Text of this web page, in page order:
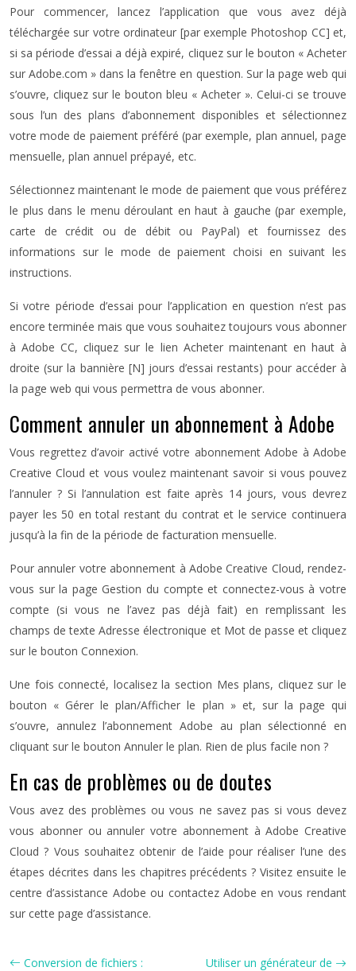
Pour commencer, lancez l’application que vous avez déjà
téléchargée sur votre ordinateur [par exemple Photoshop CC] et,
si sa période d’essai a déjà expiré, cliquez sur le bouton « Acheter
sur Adobe.com » dans la fenêtre en question. Sur la page web qui
s’ouvre, cliquez sur le bouton bleu « Acheter ». Celui-ci se trouve
sous l’un des plans d’abonnement disponibles et sélectionnez
votre mode de paiement préféré (par exemple, plan annuel, page
mensuelle, plan annuel prépayé, etc.
Sélectionnez maintenant le mode de paiement que vous préférez
le plus dans le menu déroulant en haut à gauche (par exemple,
carte de crédit ou de débit ou PayPal) et fournissez des
informations sur le mode de paiement choisi en suivant les
instructions.
Si votre période d’essai pour l’application en question n’est pas
encore terminée mais que vous souhaitez toujours vous abonner
à Adobe CC, cliquez sur le lien Acheter maintenant en haut à
droite (sur la bannière [N] jours d’essai restants) pour accéder à
la page web qui vous permettra de vous abonner.
Comment annuler un abonnement à Adobe
Vous regrettez d’avoir activé votre abonnement Adobe à Adobe
Creative Cloud et vous voulez maintenant savoir si vous pouvez
l’annuler ? Si l’annulation est faite après 14 jours, vous devrez
payer les 50 en total restant du contrat et le service continuera
jusqu’à la fin de la période de facturation mensuelle.
Pour annuler votre abonnement à Adobe Creative Cloud, rendez-
vous sur la page Gestion du compte et connectez-vous à votre
compte (si vous ne l’avez pas déjà fait) en remplissant les
champs de texte Adresse électronique et Mot de passe et cliquez
sur le bouton Connexion.
Une fois connecté, localisez la section Mes plans, cliquez sur le
bouton « Gérer le plan/Afficher le plan » et, sur la page qui
s’ouvre, annulez l’abonnement Adobe au plan sélectionné en
cliquant sur le bouton Annuler le plan. Rien de plus facile non ?
En cas de problèmes ou de doutes
Vous avez des problèmes ou vous ne savez pas si vous devez
vous abonner ou annuler votre abonnement à Adobe Creative
Cloud ? Vous souhaitez obtenir de l’aide pour réaliser l’une des
étapes décrites dans les chapitres précédents ? Visitez ensuite le
centre d’assistance Adobe ou contactez Adobe en vous rendant
sur cette page d’assistance.
Conversion de fichiers :
Utiliser un générateur de